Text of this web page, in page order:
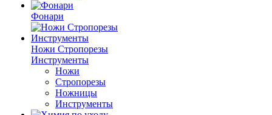
Фонари
Ножи Стропорезы
Инструменты
Ножи
Стропорезы
Ножницы
Инструменты